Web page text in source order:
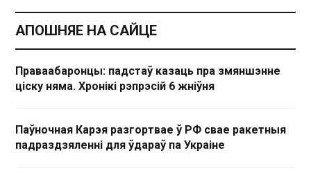
АПОШНЯЕ НА САЙЦЕ
Праваабаронцы: падстаў казаць пра змяншэнне
ціску няма. Хронікі рэпрэсій 6 жніўня
Паўночная Карэя разгортвае ў РФ свае ракетныя
падраздзяленні для ўдараў па Украіне